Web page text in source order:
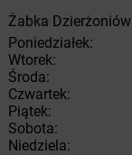
Żabka Dzierżoniów
Poniedziałek:
Wtorek:
Środa:
Czwartek:
Piątek:
Sobota:
Niedziela: